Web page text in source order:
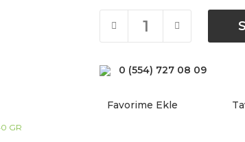
0 (554) 727 08 09